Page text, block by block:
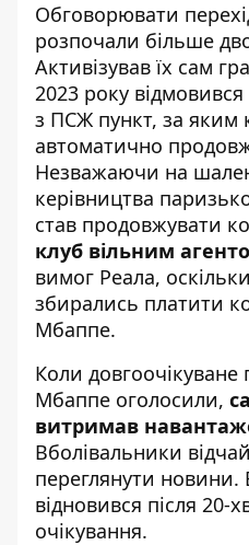
Обговорювати
розпочали більше
Активізував їх сам
2023 року відмовився
з ПСЖ пункт, за яким
автоматично
Незважаючи на
керівництва
став продовжувати
клуб вільним
вимог Реала,
збирались платити
Мбаппе.
Коли довгоочікуване
Мбаппе оголосили,
витримав
Вболівальники
переглянути
відновився після 20-
очікування.